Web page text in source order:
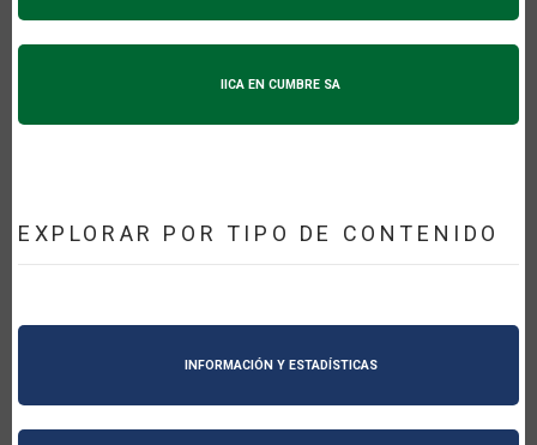
IICA EN CUMBRE SA
EXPLORAR POR TIPO DE CONTENIDO
INFORMACIÓN Y ESTADÍSTICAS